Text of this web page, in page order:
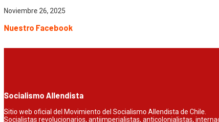
Noviembre 26, 2025
Nuestro Facebook
Socialismo Allendista
Sitio web oficial del Movimiento del Socialismo Allendista de Chile.
Socialistas revolucionarios, antiimperialistas, anticolonialistas,